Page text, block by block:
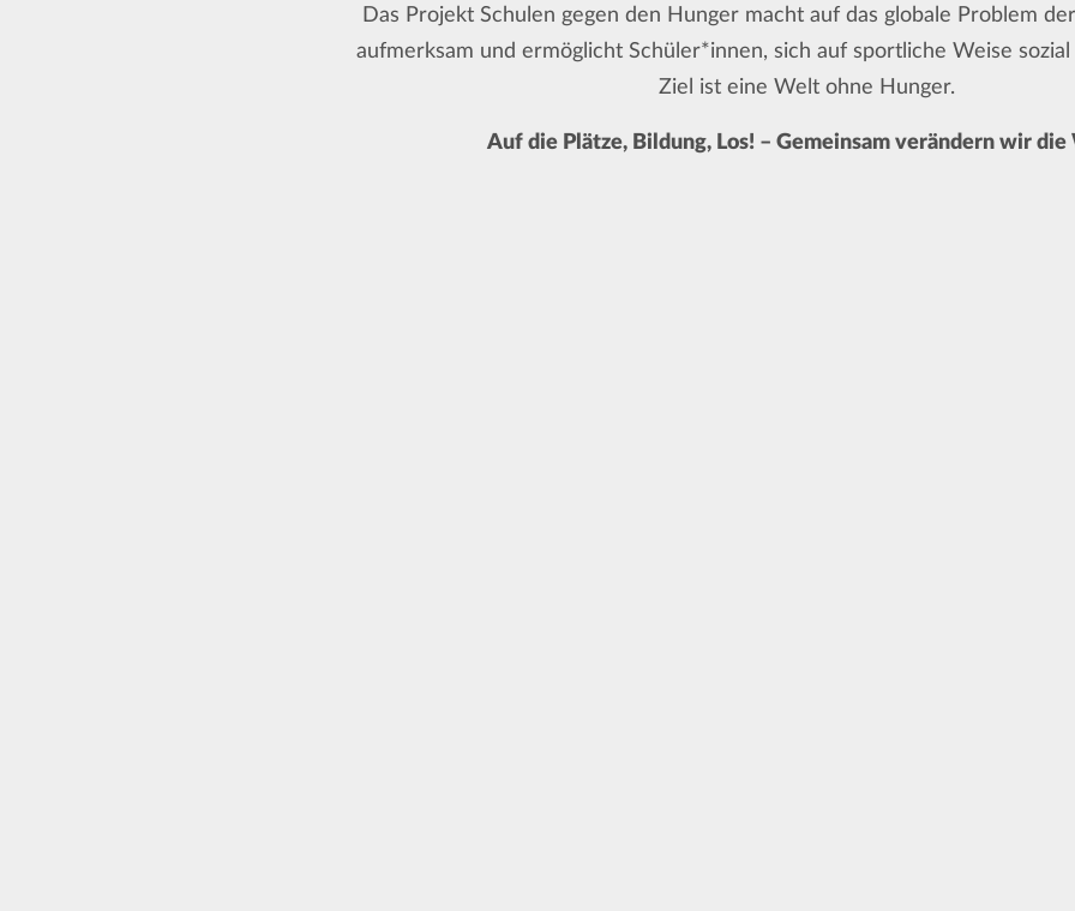
Das Projekt Schulen gegen den Hunger macht auf das globale Problem
aufmerksam und ermöglicht Schüler*innen, sich auf sportliche Weise sozial
Ziel ist eine Welt ohne Hunger.
Auf die Plätze, Bildung, Los! – Gemeinsam verändern wir die